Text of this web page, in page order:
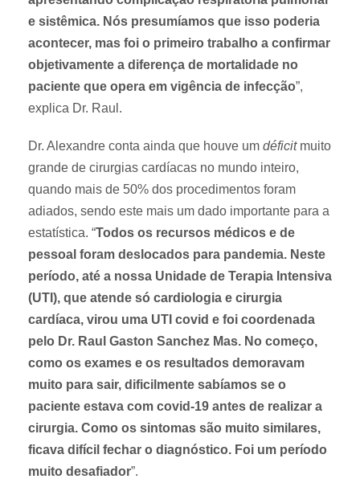
e sistêmica. Nós presumíamos que isso poderia
acontecer, mas foi o primeiro trabalho a confirmar
objetivamente a diferença de mortalidade no
paciente que opera em vigência de infecção”,
explica Dr. Raul.
Dr. Alexandre conta ainda que houve um déficitmuito
grande de cirurgias cardíacas no mundo inteiro,
quando mais de 50% dos procedimentos foram
adiados, sendo este mais um dado importante para a
estatística. “Todos os recursos médicos e de
pessoal foram deslocados para pandemia. Neste
período, até a nossa Unidade de Terapia Intensiva
(UTI), que atende só cardiologia e cirurgia
cardíaca, virou uma UTI covid e foi coordenada
pelo Dr. Raul Gaston Sanchez Mas. No começo,
como os exames e os resultados demoravam
muito para sair, dificilmente sabíamos se o
paciente estava com covid-19 antes de realizar a
cirurgia. Como os sintomas são muito similares,
ficava difícil fechar o diagnóstico. Foi um período
muito desafiador”.